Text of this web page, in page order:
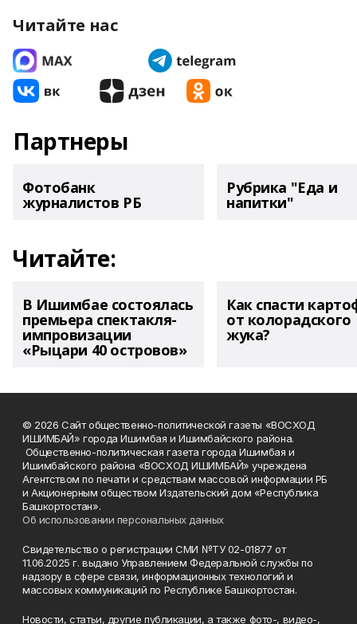
Читайте нас
Партнеры
Фотобанк
журналистов РБ
Рубрика "Еда и
напитки"
Читайте:
В Ишимбае состоялась
премьера спектакля-
импровизации
«Рыцари 40 островов»
Как спасти
от колорадского
жука?
© 2026 Сайт общественно-политической газеты «ВОСХОД
ИШИМБАЙ» города Ишимбая и Ишимбайского района.
Общественно-политическая газета города Ишимбая и
Ишимбайского района «ВОСХОД ИШИМБАЙ» учреждена
Агентством по печати и средствам массовой информации РБ
и Акционерным обществом Издательский дом «Республика
Башкортостан».
Об использовании персональных данных
Свидетельство о регистрации СМИ №ТУ 02-01877 от
11.06.2025 г. выдано Управлением Федеральной службы по
надзору в сфере связи, информационных технологий и
массовых коммуникаций по Республике Башкортостан.
Новости, статьи, другие публикации, а также фото-, видео-,